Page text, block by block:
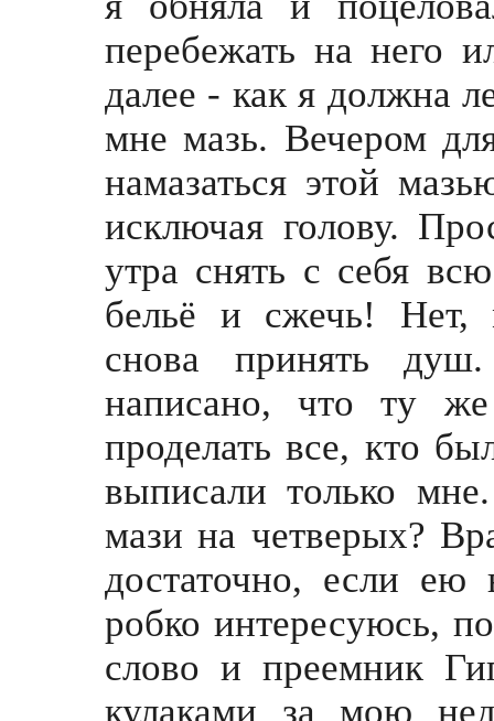
перебежать на него
далее - как я должна
мне мазь. Вечером
намазаться этой
исключая голову.
утра снять с себя
бельё и сжечь!
снова принять
написано, что ту
проделать все, кто
выписали только
мази на четверых?
достаточно, если ею
робко интересуюсь,
слово и преемник
кулаками за мою